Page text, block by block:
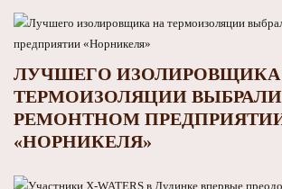
ЛУЧШЕГО ИЗОЛИРОВЩИКА
ТЕРМОИЗОЛЯЦИИ
РЕМОНТНОМ
«НОРНИКЕЛЯ»